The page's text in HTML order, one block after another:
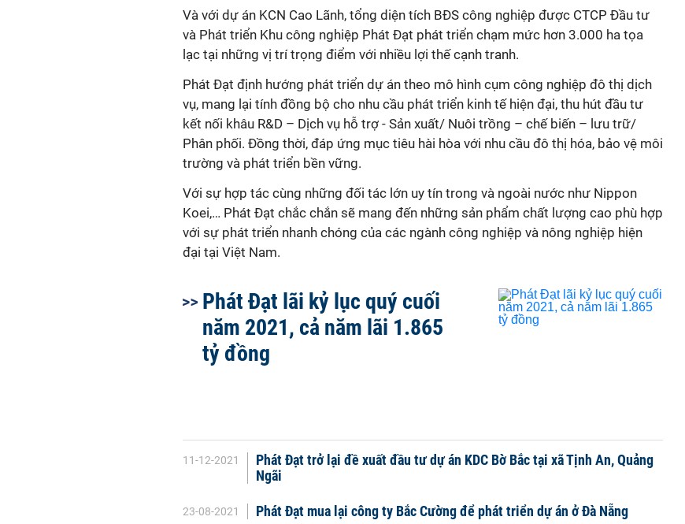
Và với dự án KCN Cao Lãnh, tổng diện tích BĐS công nghiệp được CTCP Đầu tư
và Phát triển Khu công nghiệp Phát Đạt phát triển chạm mức hơn 3.000 ha tọa
lạc tại những vị trí trọng điểm với nhiều lợi thế cạnh tranh.
Phát Đạt định hướng phát triển dự án theo mô hình cụm công nghiệp đô thị dịch
vụ, mang lại tính đồng bộ cho nhu cầu phát triển kinh tế hiện đại, thu hút đầu tư
kết nối khâu R&D – Dịch vụ hỗ trợ - Sản xuất/ Nuôi trồng – chế biến – lưu trữ/
Phân phối. Đồng thời, đáp ứng mục tiêu hài hòa với nhu cầu đô thị hóa, bảo vệ môi
trường và phát triển bền vững.
Với sự hợp tác cùng những đối tác lớn uy tín trong và ngoài nước như Nippon
Koei,… Phát Đạt chắc chắn sẽ mang đến những sản phẩm chất lượng cao phù hợp
với sự phát triển nhanh chóng của các ngành công nghiệp và nông nghiệp hiện
đại tại Việt Nam.
Phát Đạt lãi kỷ lục quý cuối
năm 2021, cả năm lãi 1.865
tỷ đồng
11-12-2021
Phát Đạt trở lại đề xuất đầu tư dự án KDC Bờ Bắc tại xã Tịnh An, Quảng
Ngãi
23-08-2021 Phát Đạt mua lại công ty Bắc Cường để phát triển dự án ở Đà Nẵng